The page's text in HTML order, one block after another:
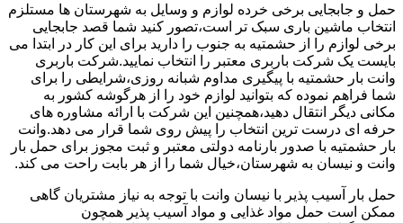
حمل و جابجایی برخی خرده لوازم و وسایل به شهرستان ها مستلزم
انتخاب ماشین باری سبک تر است،تصور کنید شما قصد جابجایی
برخی لوازم را از حشمتیه به جنوب را دارید برای این کار در ابتدا می
بایست یک شرکت باربری معتبر را انتخاب نمایید.شرکت باربری
وانت بار حشمتیه با پیگیری مداوم شبانه روزی،شرایطی را برای
شما فراهم نموده که بتوانید لوازم خود را از هرگوشه کشور به
مکانی دیگر انتقال دهید،همچنین این شرکت با ارائه مشاوره های
حرفه ای درست ترین انتخاب را پیش روی شما قرار می دهد.وانت
بار حشمتیه با صدور بارنامه دولتی معتبر و ثبت مجوز برای حمل بار
وانت و نیسان به شهرستان،خیال شما را از هر بابت راحت می کند.
حمل بار آسیب پذیر با نیسان وانت با توجه به نیاز مشتریان گاهی
ممکن است حمل مواد غذایی و مواد آسیب پذیر همچون